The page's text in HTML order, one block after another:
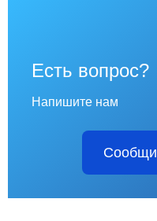
Есть вопрос?
Напишите нам